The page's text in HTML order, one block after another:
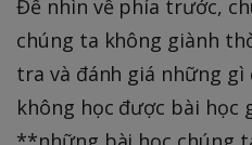
Để nhìn về phía trước,
chúng ta không giành
tra và đánh giá những
không học được bài học